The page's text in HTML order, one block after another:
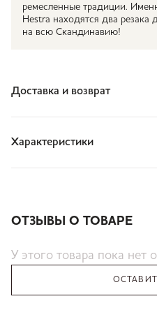
ремесленные традиции.
Hestra находятся два резака
на всю Скандинавию!
Доставка и возврат
Характеристики
ОТЗЫВЫ О ТОВАРЕ
У этого товара пока нет